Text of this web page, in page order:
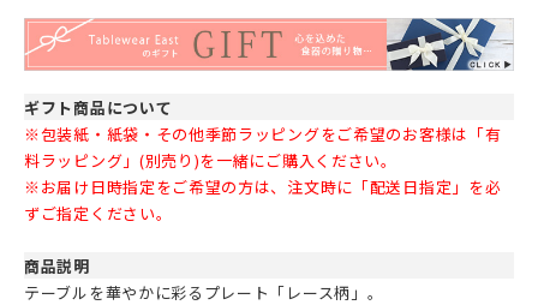
ギフト商品について
※包装紙・紙袋・その他季節ラッピングをご希望のお客様は「有
料ラッピング」(別売り)を一緒にご購入ください。
※お届け日時指定をご希望の方は、注文時に「配送日指定」を必
ずご指定ください。
商品説明
テーブルを華やかに彩るプレート「レース柄」。